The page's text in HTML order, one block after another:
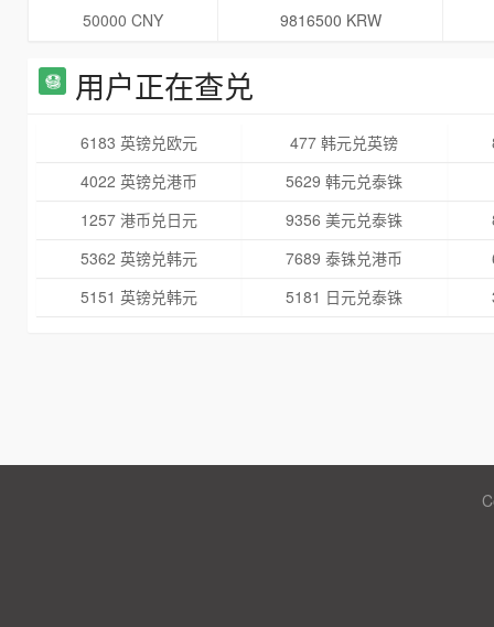
50000 CNY
9816500 KRW
用户正在查兑
6183 英镑兑欧元 477 韩元兑英镑
4022 英镑兑港币
5629 韩元兑泰铢
1257 港币兑日元
9356 美元兑泰铢
5362 英镑兑韩元
7689 泰铢兑港币
5151 英镑兑韩元
5181 日元兑泰铢